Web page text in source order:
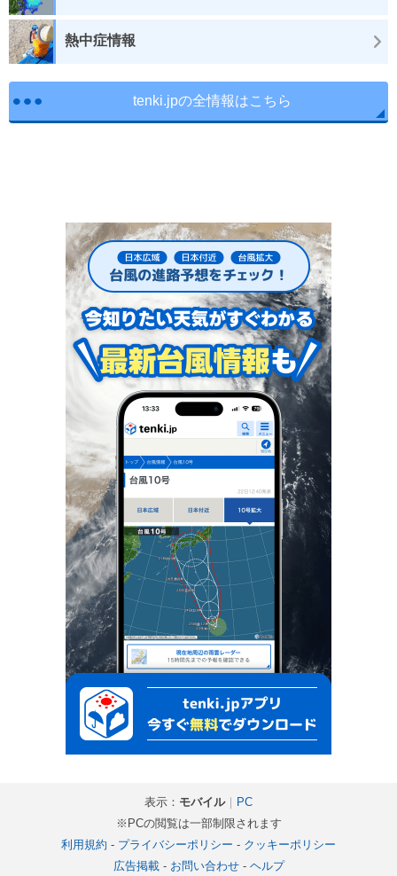
熱中症情報
tenki.jpの全情報はこちら
表示： モバイル｜ PC
※PCの閲覧は一部制限されます
利用規約 - プライバシーポリシー - クッキーポリシー
広告掲載- お問い合わせ- ヘルプ